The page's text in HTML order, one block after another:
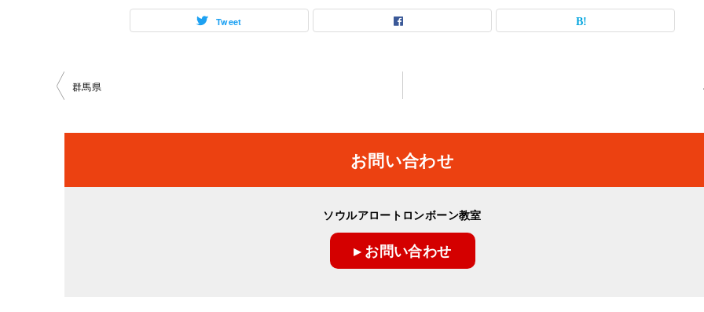
Tweet
投
ビ
群馬県
お問い合わせ
ソウルアロートロンボーン教室
▸ お問い合わせ